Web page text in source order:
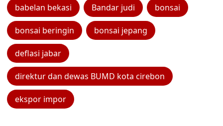
babelan bekasi Bandar judi bonsai
bonsai beringin bonsai jepang
deflasi jabar
direktur dan dewas BUMD kota cirebon
ekspor impor